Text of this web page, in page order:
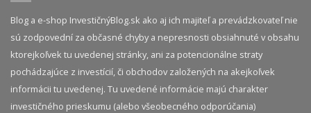
Blog a e-shop InvestičnýBlog.sk ako aj ich majiteľ a prevádzkovateľ nie
sú zodpovední za občasné chyby a nepresnosti obsiahnuté v obsahu
ktorejkoľvek tu uvedenej stránky, ani za potencionálne straty
pochádzajúce z investícií, či obchodov založených na akejkoľvek
informácii tu uvedenej. Tu uvedené informácie majú charakter
investičného prieskumu (alebo všeobecného odporúčania)